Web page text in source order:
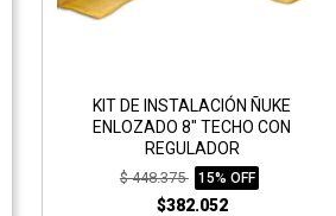
KIT DE INSTALACIÓN ÑUKE
ENLOZADO 8" TECHO CON
REGULADOR
$ 448.375 15% OFF
$382.052